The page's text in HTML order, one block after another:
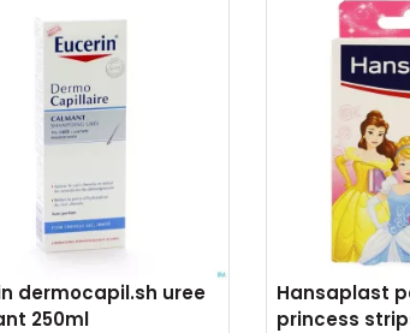
dermocapil.sh uree
250ml
Hansaplast
princess